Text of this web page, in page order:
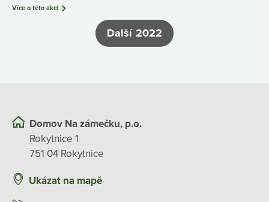
Více o této akci
Další 2022
Domov Na zámečku, p.o.
Rokytnice 1
751 04 Rokytnice
Ukázat na mapě